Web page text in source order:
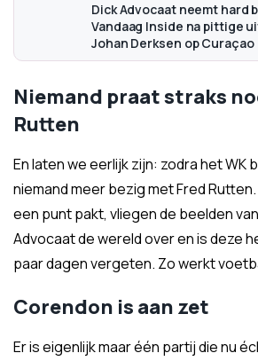
Dick Advocaat neemt hard
Vandaag Inside na pittige
Johan Derksen op Curaçao
Niemand praat straks
Rutten
En laten we eerlijk zijn: zodra het WK
niemand meer bezig met Fred
een punt pakt, vliegen de beelden
Advocaat de wereld over en is deze
paar dagen vergeten. Zo werkt
Corendon is aan zet
Er is eigenlijk maar één partij die nu